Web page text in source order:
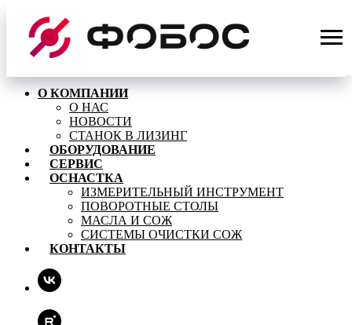
О КОМПАНИИ
О НАС
НОВОСТИ
СТАНОК В ЛИЗИНГ
ОБОРУДОВАНИЕ
СЕРВИС
ОСНАСТКА
ИЗМЕРИТЕЛЬНЫЙ ИНСТРУМЕНТ
ПОВОРОТНЫЕ СТОЛЫ
МАСЛА И СОЖ
СИСТЕМЫ ОЧИСТКИ СОЖ
КОНТАКТЫ